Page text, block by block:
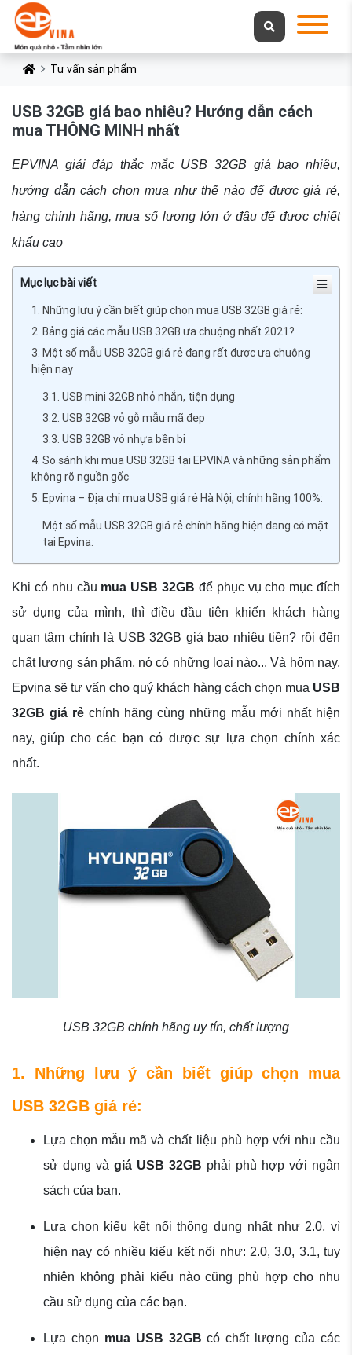
Tư vấn sản phẩm
USB 32GB giá bao nhiêu? Hướng dẫn cách
mua THÔNG MINH nhất
EPVINA giải đáp thắc mắc USB 32GB giá bao nhiêu,
hướng dẫn cách chọn mua như thế nào để được giá rẻ,
hàng chính hãng, mua số lượng lớn ở đâu để được chiết
khấu cao
Mục lục bài viết
1. Những lưu ý cần biết giúp chọn mua USB 32GB giá rẻ:
2. Bảng giá các mẫu USB 32GB ưa chuộng nhất 2021?
3. Một số mẫu USB 32GB giá rẻ đang rất được ưa chuộng
hiện nay
3.1. USB mini 32GB nhỏ nhắn, tiện dụng
3.2. USB 32GB vỏ gỗ mẫu mã đẹp
3.3. USB 32GB vỏ nhựa bền bỉ
4. So sánh khi mua USB 32GB tại EPVINA và những sản phẩm
không rõ nguồn gốc
5. Epvina – Địa chỉ mua USB giá rẻ Hà Nội, chính hãng 100%:
Một số mẫu USB 32GB giá rẻ chính hãng hiện đang có mặt
tại Epvina:
Khi có nhu cầu mua USB 32GB để phục vụ cho mục đích
sử dụng của mình, thì điều đầu tiên khiến khách hàng
quan tâm chính là USB 32GB giá bao nhiêu tiền? rồi đến
chất lượng sản phẩm, nó có những loại nào... Và hôm nay,
Epvina sẽ tư vấn cho quý khách hàng cách chọn mua USB
32GB giá rẻ chính hãng cùng những mẫu mới nhất hiện
nay, giúp cho các bạn có được sự lựa chọn chính xác
nhất.
USB 32GB chính hãng uy tín, chất lượng
1. Những lưu ý cần biết giúp chọn mua
USB 32GB giá rẻ:
Lựa chọn mẫu mã và chất liệu phù hợp với nhu cầu
sử dụng và giá USB 32GB phải phù hợp với ngân
sách của bạn.
Lựa chọn kiểu kết nối thông dụng nhất như 2.0, vì
hiện nay có nhiều kiểu kết nối như: 2.0, 3.0, 3.1, tuy
nhiên không phải kiểu nào cũng phù hợp cho nhu
cầu sử dụng của các bạn.
Lựa chọn mua USB 32GB có chất lượng của các